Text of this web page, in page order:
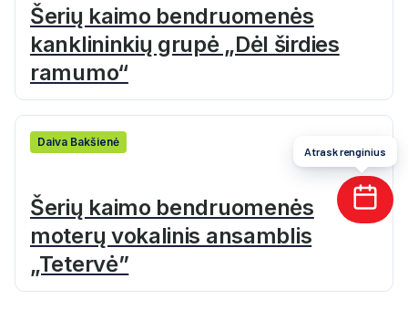
Šerių kaimo bendruomenės
kanklininkių grupė „Dėl širdies
ramumo“
Daiva Bakšienė
Šerių kaimo bendruomenės
moterų vokalinis ansamblis
„Tetervė”
Atrask renginius